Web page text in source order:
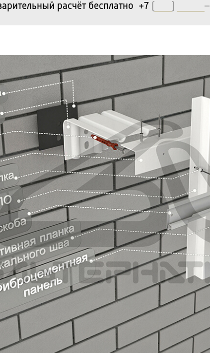
расчёт бесплатно +7 –